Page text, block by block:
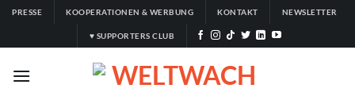
Zum
springen
PRESSE KOOPERATIONEN & WERBUNG KONTAKT NEWSLETTER
♥ SUPPORTERS CLUB